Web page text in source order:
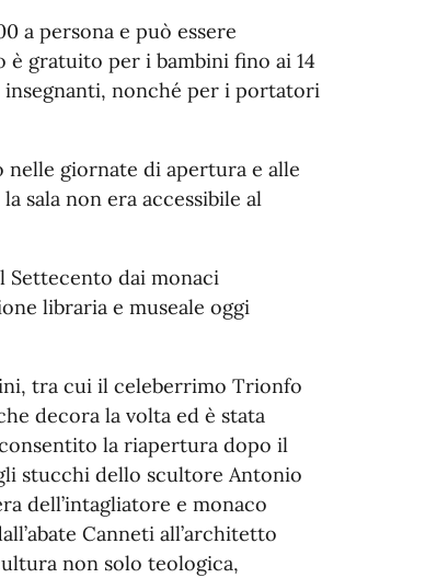
a persona e può essere
è gratuito per i bambini fino ai 14
insegnanti, nonché per i portatori
nelle giornate di apertura e alle
sala non era accessibile al
Settecento dai monaci
libraria e museale oggi
tra cui il celeberrimo Trionfo
decora la volta ed è stata
la riapertura dopo il
stucchi dello scultore Antonio
dell’intagliatore e monaco
Canneti all’architetto
non solo teologica,